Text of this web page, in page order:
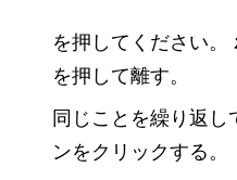
を押してください。
を押して離す。
同じことを繰り返し
ンをクリックする。